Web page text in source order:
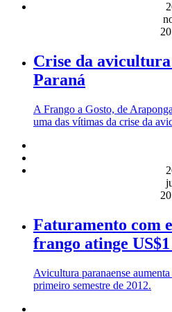
Crise da
Paraná
A Frango a Gosto, de
uma das vítimas da crise da
Faturamento com
frango atinge
Avicultura paranaense
primeiro semestre de 2012.